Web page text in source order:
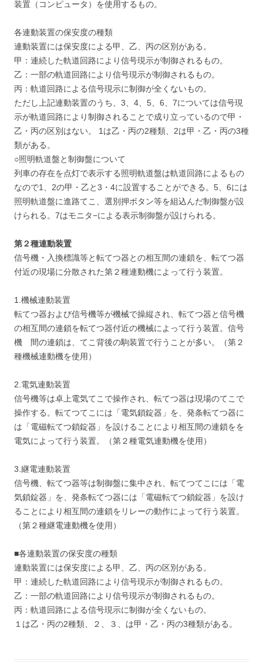
装置（コンピュータ）を使用するもの。
各連動装置の保安度の種類
連動装置には保安度による甲、乙、丙の区別がある。
甲：連続した軌道回路により信号現示が制御されるもの。
乙：一部の軌道回路により信号現示が制御されるもの。
丙：軌道回路による信号現示に制御が全くないもの。
ただし上記連動装置のうち、3、4、5、6、7については信号現
示が軌道回路により制御されることで成り立っているので甲・
乙・丙の区別はない。 1は乙・丙の2種類、2は甲・乙・丙の3種
類がある。
○照明軌道盤と制御盤について
列車の存在を点灯で表示する照明軌道盤は軌道回路によるもの
なので1、2の甲・乙と3・4に設置することができる。5、6には
照明軌道盤に進路てこ、選別押ボタン等を組込んだ制御盤が設
けられる。7はモニタ−による表示制御盤が設けられる。
第２種連動装置
信号機・入換標識等と転てつ器との相互間の連鎖を、転てつ器
付近の現場に分散された第２種連動機によって行う装置。
1.機械連動装置
転てつ器および信号機等が機械で操縦され、転てつ器と信号機
の相互間の連鎖を転てつ器付近の機械によって行う装置。信号
機 間の連鎖は、てこ背後の駒装置で行うことが多い。（第２
種機械連動機を使用）
2.電気連動装置
信号機等は卓上電気てこで操作され、転てつ器は現場のてこで
操作する。転てつてこには「電気鎖錠器」を、発条転てつ器に
は「電磁転てつ鎖錠器」を設けることにより相互間の連鎖をを
電気によって行う装置。（第２種電気連動機を使用）
3.継電連動装置
信号機、転てつ器等は制御盤に集中され、転てつてこには「電
気鎖錠器」を、発条転てつ器には「電磁転てつ鎖錠器」を設け
ることにより相互間の連鎖をリレーの動作によって行う装置。
（第２種継電連動機を使用）
■各連動装置の保安度の種類
連動装置には保安度による甲、乙、丙の区別がある。
甲：連続した軌道回路により信号現示が制御されるもの。
乙：一部の軌道回路により信号現示が制御されるもの。
丙：軌道回路による信号現示に制御が全くないもの。
１は乙・丙の2種類、２、３、は甲・乙・丙の3種類がある。